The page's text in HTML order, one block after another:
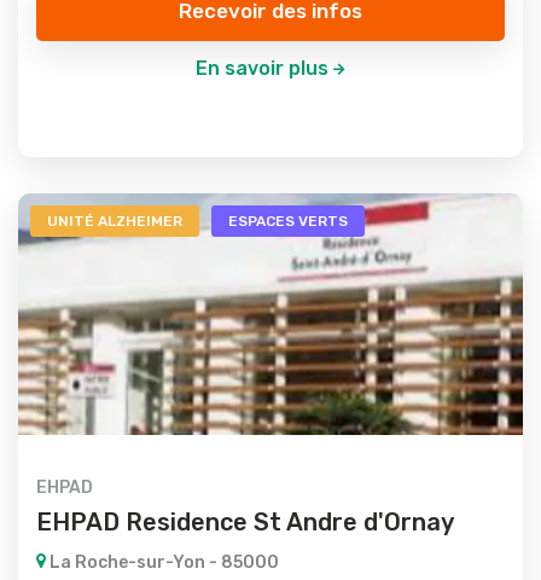
Recevoir des infos
En savoir plus
UNITÉ ALZHEIMER ESPACES VERTS
EHPAD
EHPAD Residence St Andre d'Ornay
La Roche-sur-Yon - 85000